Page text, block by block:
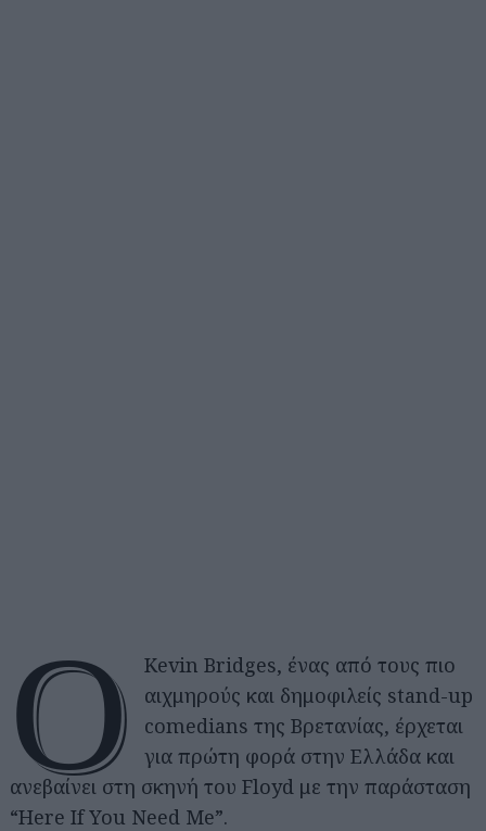
Ο
Kevin Bridges, ένας από τους πιο
αιχμηρούς και δημοφιλείς stand-up
comedians της Βρετανίας, έρχεται
για πρώτη φορά στην Ελλάδα και
ανεβαίνει στη σκηνή του Floyd με την παράσταση
“Here If You Need Me”.